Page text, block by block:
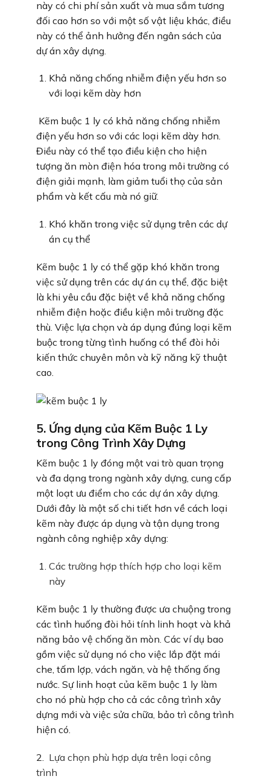
này có chi phí sản xuất và mua sắm tương
đối cao hơn so với một số vật liệu khác, điều
này có thể ảnh hưởng đến ngân sách của
dự án xây dựng.
Khả năng chống nhiễm điện yếu hơn so
với loại kẽm dày hơn
Kẽm buộc 1 ly có khả năng chống nhiễm
điện yếu hơn so với các loại kẽm dày hơn.
Điều này có thể tạo điều kiện cho hiện
tượng ăn mòn điện hóa trong môi trường có
điện giải mạnh, làm giảm tuổi thọ của sản
phẩm và kết cấu mà nó giữ.
Khó khăn trong việc sử dụng trên các dự
án cụ thể
Kẽm buộc 1 ly có thể gặp khó khăn trong
việc sử dụng trên các dự án cụ thể, đặc biệt
là khi yêu cầu đặc biệt về khả năng chống
nhiễm điện hoặc điều kiện môi trường đặc
thù. Việc lựa chọn và áp dụng đúng loại kẽm
buộc trong từng tình huống có thể đòi hỏi
kiến thức chuyên môn và kỹ năng kỹ thuật
cao.
5. Ứng dụng của Kẽm Buộc 1 Ly
trong Công Trình Xây Dựng
Kẽm buộc 1 ly đóng một vai trò quan trọng
và đa dạng trong ngành xây dựng, cung cấp
một loạt ưu điểm cho các dự án xây dựng.
Dưới đây là một số chi tiết hơn về cách loại
kẽm này được áp dụng và tận dụng trong
ngành công nghiệp xây dựng:
Các trường hợp thích hợp cho loại kẽm
này
Kẽm buộc 1 ly thường được ưa chuộng trong
các tình huống đòi hỏi tính linh hoạt và khả
năng bảo vệ chống ăn mòn. Các ví dụ bao
gồm việc sử dụng nó cho việc lắp đặt mái
che, tấm lợp, vách ngăn, và hệ thống ống
nước. Sự linh hoạt của kẽm buộc 1 ly làm
cho nó phù hợp cho cả các công trình xây
dựng mới và việc sửa chữa, bảo trì công trình
hiện có.
2. Lựa chọn phù hợp dựa trên loại công
trình